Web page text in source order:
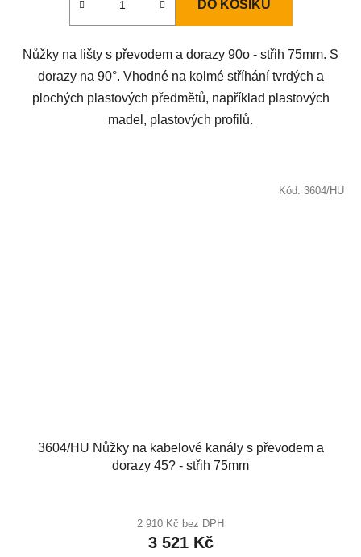
DO KOŠÍKU
Nůžky na lišty s převodem a dorazy 90o - střih 75mm. S
dorazy na 90°. Vhodné na kolmé stříhání tvrdých a
plochých plastových předmětů, například plastových
madel, plastových profilů.
3604/HU Nůžky na kabelové kanály s převodem a
dorazy 45? - střih 75mm
2 910 Kč bez DPH
3 521 Kč
Kód: 3604/HU